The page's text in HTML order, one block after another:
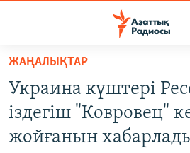
Skip
main
content
to
САЯСАТ
AZATTYQTV
ЖАҢАЛЫҚТАР
Украина күштері
іздегіш "Ковровец"
жойғанын